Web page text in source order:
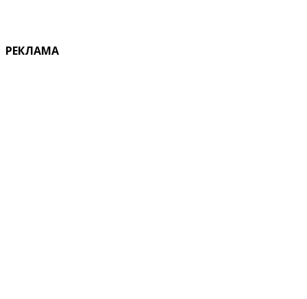
РЕКЛАМА